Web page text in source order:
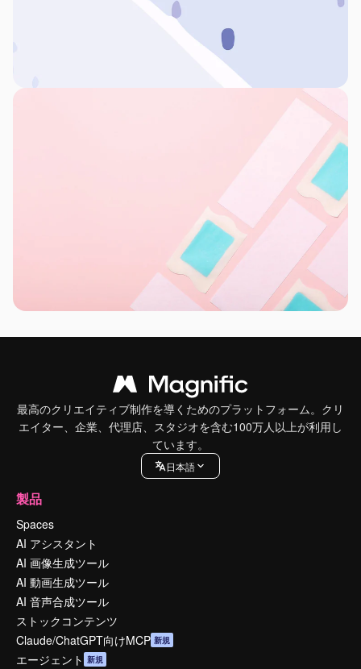
最高のクリエイティブ制作を導くためのプラットフォーム。クリ
エイター、企業、代理店、スタジオを含む100万人以上が利用し
ています。
日本語
製品
Spaces
AI アシスタント
AI 画像生成ツール
AI 動画生成ツール
AI 音声合成ツール
ストックコンテンツ
Claude/ChatGPT向けMCP 新規
エージェント 新規